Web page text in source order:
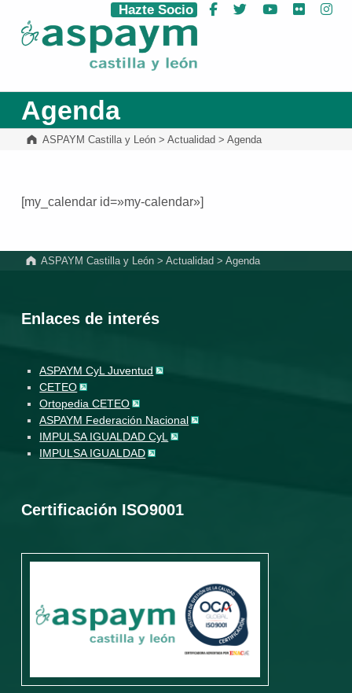
ASPAYM Castilla y León
Hazte Socio Facebook
Twitter YouTube
Flickr
Agenda
ASPAYM Castilla y León> Actualidad > Agenda
[my_calendar id=»my-calendar»]
ASPAYM Castilla y León >Actualidad >Agenda
Enlaces de interés
ASPAYM CyL Juventud
CETEO
Ortopedia CETEO
ASPAYM Federación Nacional
IMPULSA IGUALDAD CyL
IMPULSA IGUALDAD
Certificación ISO9001